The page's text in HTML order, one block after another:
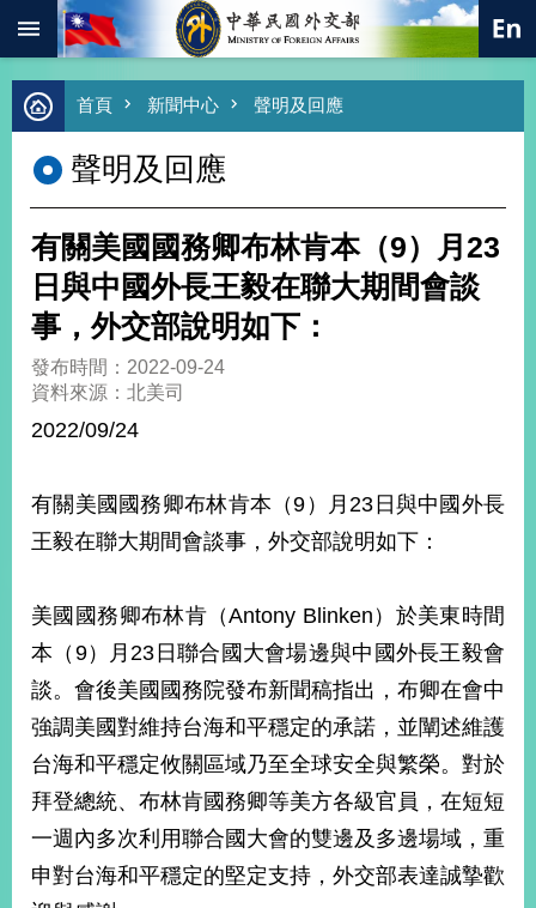
跳到主要內容區塊
進
階
尋
熱
總
合
外
交
外
交
經
不
落
國
台
海
和
平
護
照
回
首頁 新聞中心 聲明及回應
聲明及回應
有關美國國務卿布林肯本（9）月23
日與中國外長王毅在聯大期間會談
事，外交部說明如下：
發布時間：2022-09-24
資料來源：北美司
2022/09/24
有關美國國務卿布林肯本（9）月23日與中國外長
王毅在聯大期間會談事，外交部說明如下：
美國國務卿布林肯（Antony Blinken）於美東時間
本（9）月23日聯合國大會場邊與中國外長王毅會
談。會後美國國務院發布新聞稿指出，布卿在會中
強調美國對維持台海和平穩定的承諾，並闡述維護
台海和平穩定攸關區域乃至全球安全與繁榮。對於
拜登總統、布林肯國務卿等美方各級官員，在短短
一週內多次利用聯合國大會的雙邊及多邊場域，重
申對台海和平穩定的堅定支持，外交部表達誠摯歡